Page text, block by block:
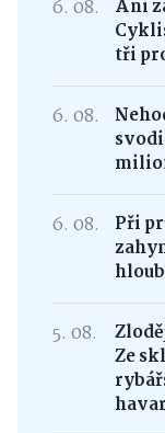
6. 08.
Ani
tři
6. 08.
6. 08.
Při
5. 08.
Ze